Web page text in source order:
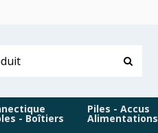
- Boîtiers
Piles - Accus
Alimentations